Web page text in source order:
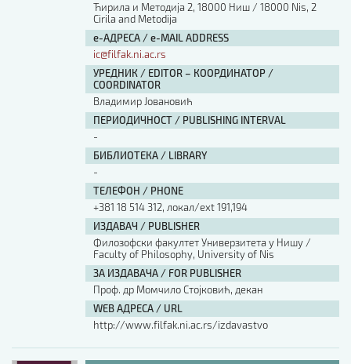
Ћирила и Методија 2, 18000 Ниш / 18000 Nis, 2
Cirila and Metodija
е-АДРЕСА / e-MAIL ADDRESS
ic@filfak.ni.ac.rs
УРЕДНИК / EDITOR – КООРДИНАТОР /
COORDINATOR
Владимир Јовановић
ПЕРИОДИЧНОСТ / PUBLISHING INTERVAL
-
БИБЛИОТЕКА / LIBRARY
-
ТЕЛЕФОН / PHONE
+381 18 514 312, локал/ext 191,194
ИЗДАВАЧ / PUBLISHER
Филозофски факултет Универзитета у Нишу /
Faculty of Philosophy, University of Nis
ЗА ИЗДАВАЧА / FOR PUBLISHER
Проф. др Момчило Стојковић, декан
WEB АДРЕСА / URL
http://www.filfak.ni.ac.rs/izdavastvo